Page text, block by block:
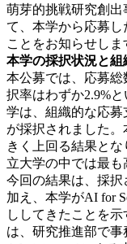
萌芽的挑戦研究創出
て、本学から応募し
ことをお知らせしま
本学の採択状況と組
本公募では、応募総
択率はわずか2.9%
学は、組織的な応
が採択されました
きく上回る結果と
立大学の中では最も
今回の結果は、採
加え、本学がAI for
ししてきたことを
は、研究推進部で事